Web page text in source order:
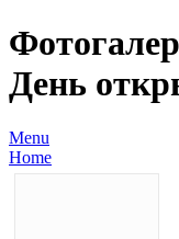
День
Menu
Home